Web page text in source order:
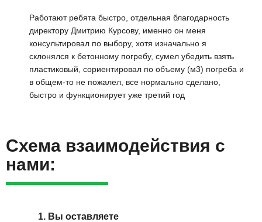
Работают ребята быстро, отдельная благодарность
директору Дмитрию Курсову, именно он меня
консультировал по выбору, хотя изначально я
склонялся к бетонному погребу, сумел убедить взять
пластиковый, сориентировал по объему (м3) погреба и
в общем-то не пожалел, все нормально сделано,
быстро и функционирует уже третий год
Схема взаимодействия с
нами:
1. Вы оставляете